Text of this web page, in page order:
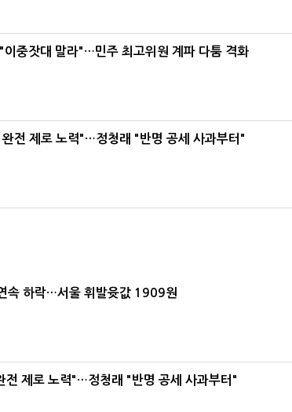
이중잣대 말라"…민주 최고위원 계파 다툼 격화
전 제로 노력"…정청래 "반명 공세 사과부터"
속 하락…서울 휘발윳값 1909원
전 제로 노력"…정청래 "반명 공세 사과부터"